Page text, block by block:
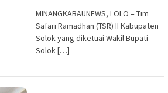
MINANGKABAUNEWS, LOLO – Tim
Safari Ramadhan (TSR) II Kabupaten
Solok yang diketuai Wakil Bupati
Solok […]